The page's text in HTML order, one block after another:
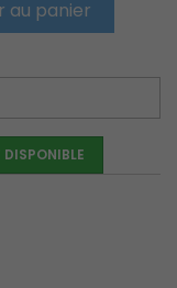
au panier